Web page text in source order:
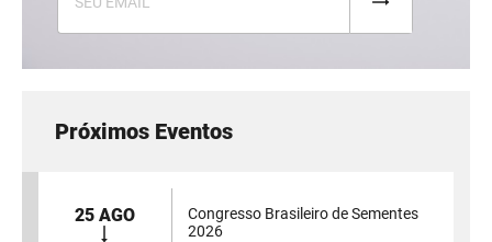
Próximos Eventos
25 AGO
Congresso Brasileiro de Sementes
2026